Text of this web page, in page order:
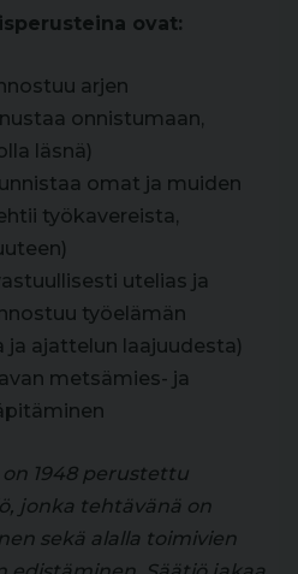
ovat:
arjen
onnistumaan,
läsnä)
omat ja muiden
työkavereista,
utelias ja
työelämän
ajattelun laajuudesta)
metsämies- ja
1948 perustettu
jonka tehtävänä on
sekä alalla toimivien